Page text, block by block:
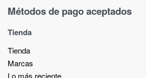
Métodos de pago aceptados
Tienda
Tienda
Marcas
Lo más reciente​